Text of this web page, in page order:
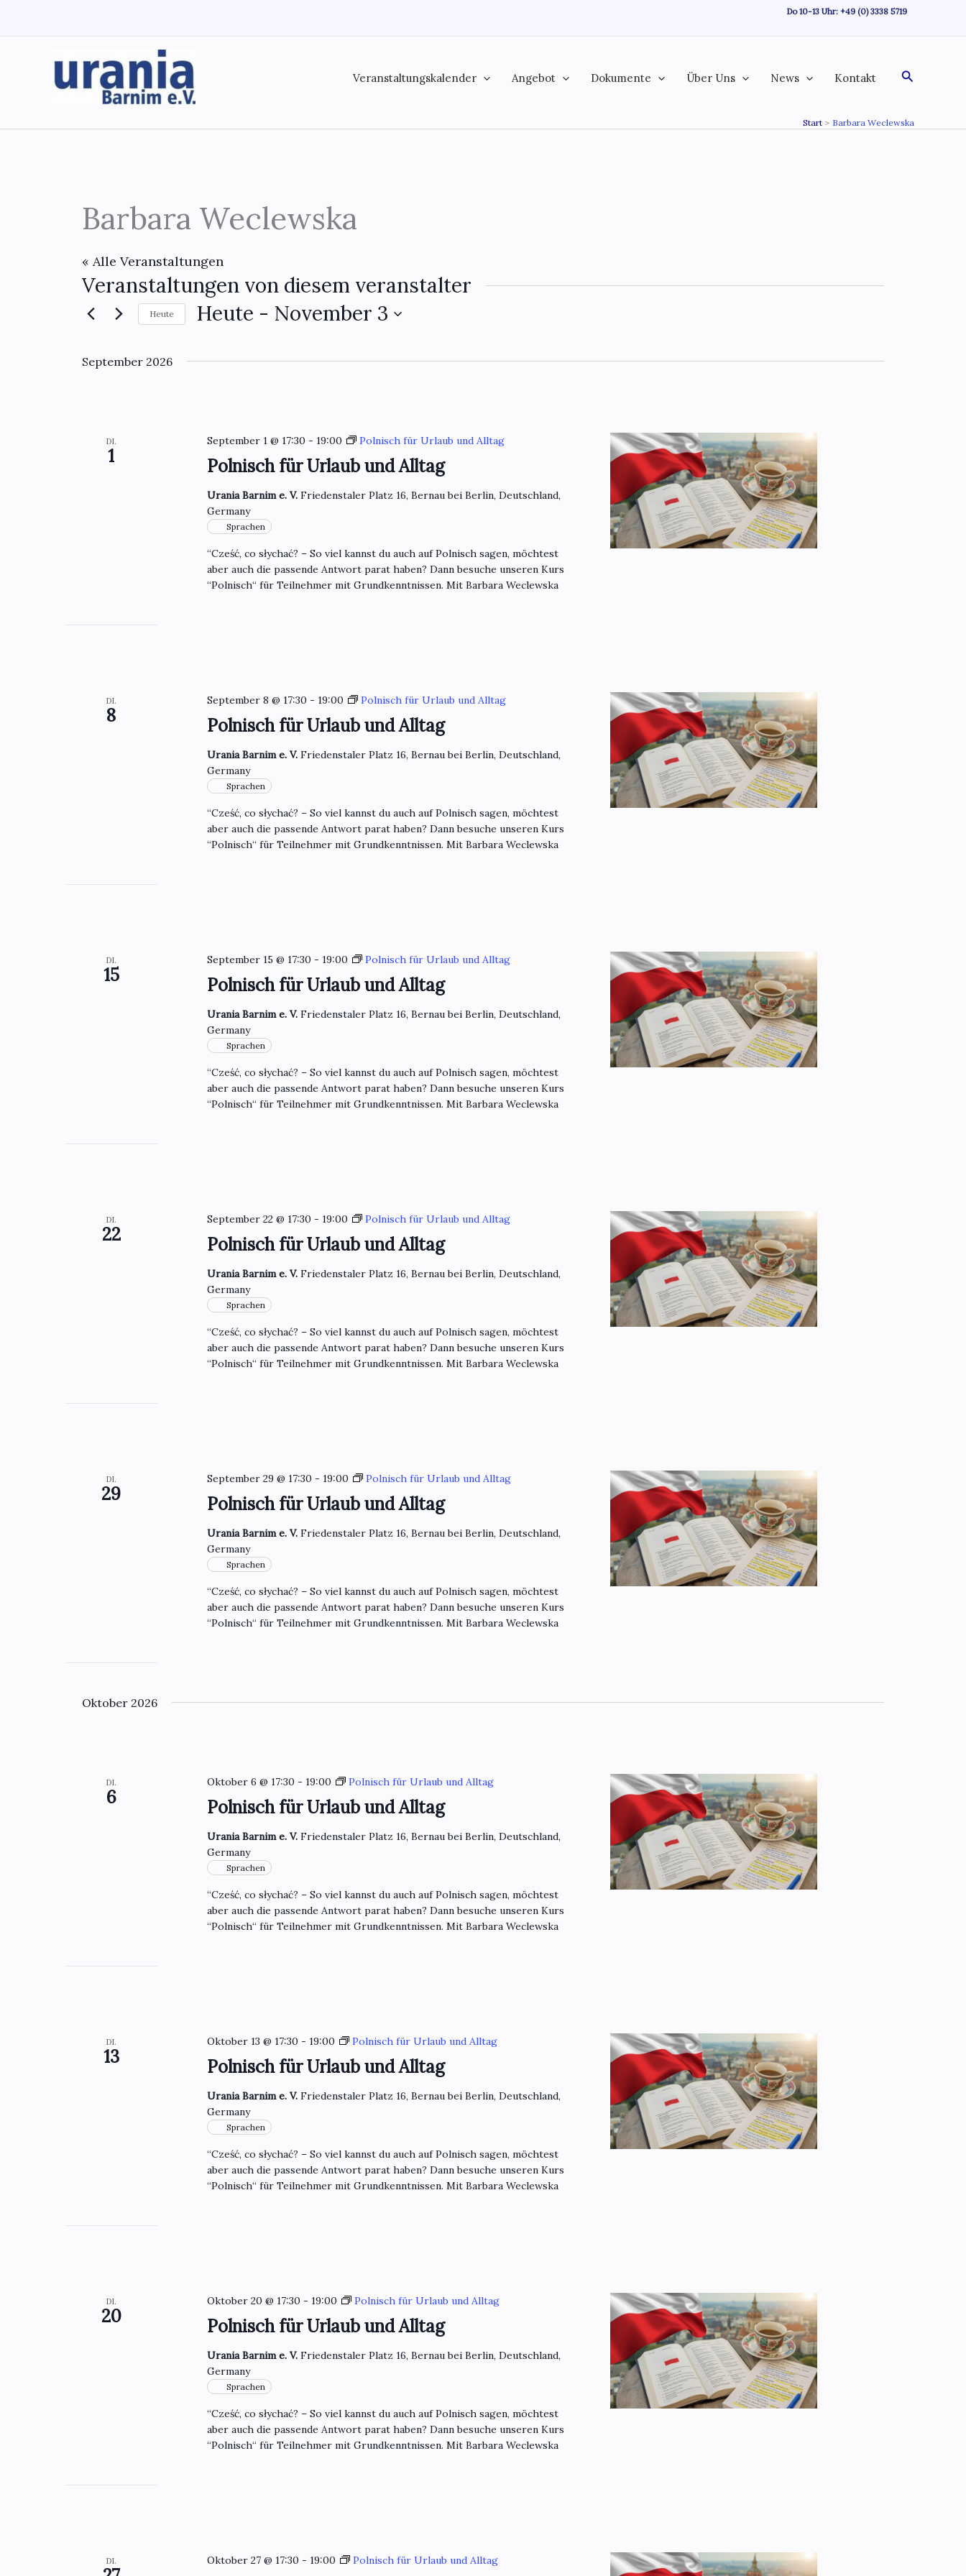
Do 10-13 Uhr: +49 (0) 3338 5719
Veranstaltungskalender Angebot Dokumente Über Uns News Kontakt Suchen
Start Barbara Weclewska
Barbara Weclewska
« Alle Veranstaltungen
Veranstaltungen von diesem veranstalter
Heute Heute - November 3
September 2026
DI.
1 Polnisch für Urlaub und Alltag
September 1 @ 17:30 - 19:00 Polnisch für Urlaub und Alltag
Urania Barnim e. V.Friedenstaler Platz 16, Bernau bei Berlin, Deutschland,
Germany
Sprachen
“Cześć, co słychać? – So viel kannst du auch auf Polnisch sagen, möchtest
aber auch die passende Antwort parat haben? Dann besuche unseren Kurs
“Polnisch“ für Teilnehmer mit Grundkenntnissen. Mit Barbara Weclewska
DI.
8 Polnisch für Urlaub und Alltag
September 8 @ 17:30 - 19:00 Polnisch für Urlaub und Alltag
Urania Barnim e. V.Friedenstaler Platz 16, Bernau bei Berlin, Deutschland,
Germany
Sprachen
“Cześć, co słychać? – So viel kannst du auch auf Polnisch sagen, möchtest
aber auch die passende Antwort parat haben? Dann besuche unseren Kurs
“Polnisch“ für Teilnehmer mit Grundkenntnissen. Mit Barbara Weclewska
DI.
15 Polnisch für Urlaub und Alltag
September 15 @ 17:30 - 19:00 Polnisch für Urlaub und Alltag
Urania Barnim e. V.Friedenstaler Platz 16, Bernau bei Berlin, Deutschland,
Germany
Sprachen
“Cześć, co słychać? – So viel kannst du auch auf Polnisch sagen, möchtest
aber auch die passende Antwort parat haben? Dann besuche unseren Kurs
“Polnisch“ für Teilnehmer mit Grundkenntnissen. Mit Barbara Weclewska
DI.
22 Polnisch für Urlaub und Alltag
September 22 @ 17:30 - 19:00 Polnisch für Urlaub und Alltag
Urania Barnim e. V.Friedenstaler Platz 16, Bernau bei Berlin, Deutschland,
Germany
Sprachen
“Cześć, co słychać? – So viel kannst du auch auf Polnisch sagen, möchtest
aber auch die passende Antwort parat haben? Dann besuche unseren Kurs
“Polnisch“ für Teilnehmer mit Grundkenntnissen. Mit Barbara Weclewska
DI.
29 Polnisch für Urlaub und Alltag
September 29 @ 17:30 - 19:00 Polnisch für Urlaub und Alltag
Urania Barnim e. V.Friedenstaler Platz 16, Bernau bei Berlin, Deutschland,
Germany
Sprachen
“Cześć, co słychać? – So viel kannst du auch auf Polnisch sagen, möchtest
aber auch die passende Antwort parat haben? Dann besuche unseren Kurs
“Polnisch“ für Teilnehmer mit Grundkenntnissen. Mit Barbara Weclewska
Oktober 2026
DI.
6 Polnisch für Urlaub und Alltag
Oktober 6 @ 17:30 - 19:00 Polnisch für Urlaub und Alltag
Urania Barnim e. V.Friedenstaler Platz 16, Bernau bei Berlin, Deutschland,
Germany
Sprachen
“Cześć, co słychać? – So viel kannst du auch auf Polnisch sagen, möchtest
aber auch die passende Antwort parat haben? Dann besuche unseren Kurs
“Polnisch“ für Teilnehmer mit Grundkenntnissen. Mit Barbara Weclewska
DI.
13 Polnisch für Urlaub und Alltag
Oktober 13 @ 17:30 - 19:00 Polnisch für Urlaub und Alltag
Urania Barnim e. V.Friedenstaler Platz 16, Bernau bei Berlin, Deutschland,
Germany
Sprachen
“Cześć, co słychać? – So viel kannst du auch auf Polnisch sagen, möchtest
aber auch die passende Antwort parat haben? Dann besuche unseren Kurs
“Polnisch“ für Teilnehmer mit Grundkenntnissen. Mit Barbara Weclewska
DI.
20 Polnisch für Urlaub und Alltag
Oktober 20 @ 17:30 - 19:00 Polnisch für Urlaub und Alltag
Urania Barnim e. V.Friedenstaler Platz 16, Bernau bei Berlin, Deutschland,
Germany
Sprachen
“Cześć, co słychać? – So viel kannst du auch auf Polnisch sagen, möchtest
aber auch die passende Antwort parat haben? Dann besuche unseren Kurs
“Polnisch“ für Teilnehmer mit Grundkenntnissen. Mit Barbara Weclewska
DI. Oktober 27 @ 17:30 - 19:00 Polnisch für Urlaub und Alltag